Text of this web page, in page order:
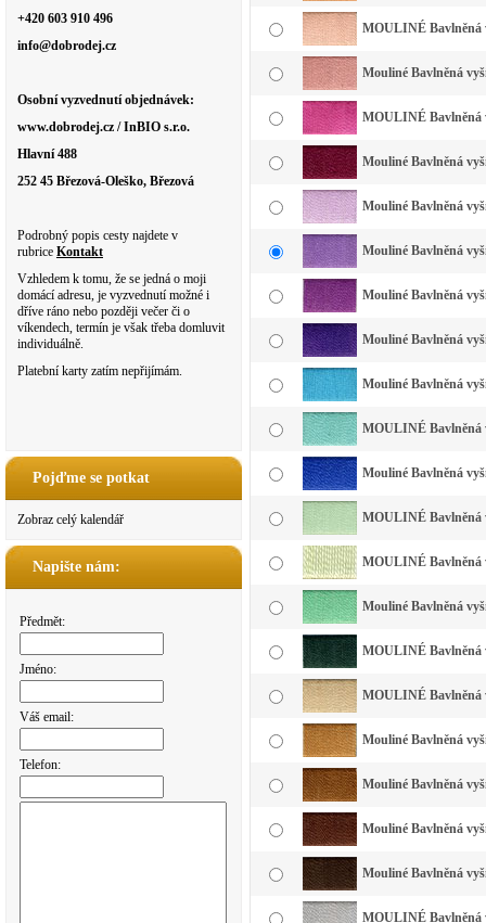
+420 603 910 496
info@dobrodej.cz
Osobní vyzvednutí objednávek:
www.dobrodej.cz / InBIO s.r.o.
Hlavní 488
252 45 Březová-Oleško, Březová
Podrobný popis cesty najdete v
rubrice Kontakt
Vzhledem k tomu, že se jedná o moji
domácí adresu, je vyzvednutí možné i
dříve ráno nebo později večer či o
víkendech, termín je však třeba domluvit
individuálně.
Platební karty zatím nepřijímám.
Pojďme se potkat
Zobraz celý kalendář
Napište nám:
Předmět:
Jméno:
Váš email:
Telefon:
MOULINÉ Bavlněná
Mouliné Bavlněná
MOULINÉ Bavlněná
Mouliné Bavlněná
Mouliné Bavlněná
Mouliné Bavlněná
Mouliné Bavlněná
Mouliné Bavlněná
Mouliné Bavlněná
MOULINÉ Bavlněná
Mouliné Bavlněná
MOULINÉ Bavlněná
MOULINÉ Bavlněná
Mouliné Bavlněná
MOULINÉ Bavlněná
MOULINÉ Bavlněná
Mouliné Bavlněná
Mouliné Bavlněná
Mouliné Bavlněná
Mouliné Bavlněná
MOULINÉ Bavlněná